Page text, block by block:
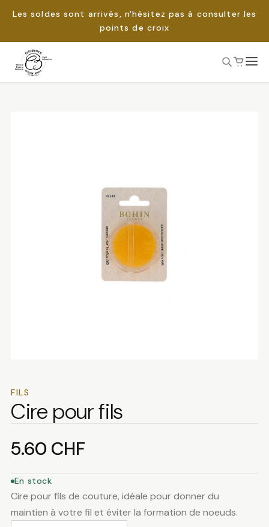
Les soldes sont arrivés, n'hésitez pas à consulter les
points de croix
Passer
FILS
Cire pour fils
5.60 CHF
En stock
Cire pour fils de couture, idéale pour donner du
maintien à votre fil et éviter la formation de noeuds.